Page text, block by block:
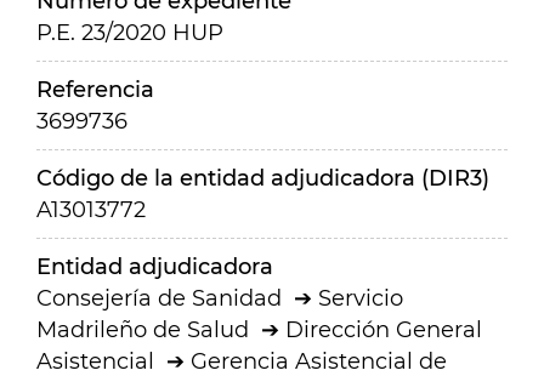
P.E. 23/2020 HUP
Referencia
3699736
Código de la entidad adjudicadora (DIR3)
A13013772
Entidad adjudicadora
Consejería de Sanidad
Servicio
Madrileño de Salud
Dirección General
Asistencial
Gerencia Asistencial de